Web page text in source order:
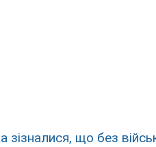
зізналися, що без